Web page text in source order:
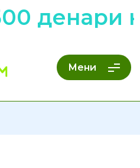
денари
Мени